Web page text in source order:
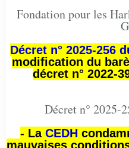
Fondation pour les
Décret n° 2025-256
modification du
décret n° 2022-
Décret n° 2025-
- La CEDH
mauvaises